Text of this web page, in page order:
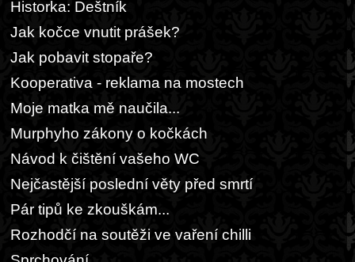
Historka: Deštník
Jak kočce vnutit prášek?
Jak pobavit stopaře?
Kooperativa - reklama na mostech
Moje matka mě naučila...
Murphyho zákony o kočkách
Návod k čištění vašeho WC
Nejčastější poslední věty před smrtí
Pár tipů ke zkouškám...
Rozhodčí na soutěži ve vaření chilli